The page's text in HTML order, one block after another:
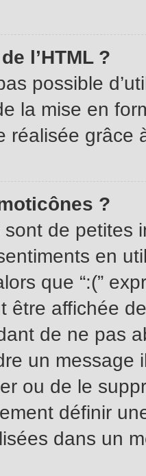
l’HTML ?
possible
la mise en
réalisée grâce
?
de petites
en
que “:(”
être affichée
de ne pas
un message
ou de le
définir
dans un